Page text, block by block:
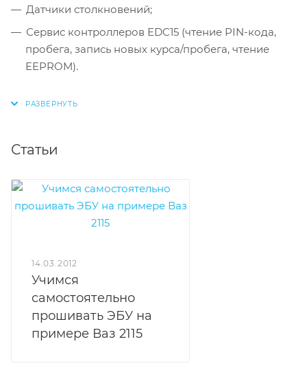
Датчики столкновений;
Сервис контроллеров EDC15 (чтение PIN-кода,
пробега, запись новых курса/пробега, чтение
EEPROM).
Статьи
14.03.2012
Учимся
самостоятельно
прошивать ЭБУ на
примере Ваз 2115